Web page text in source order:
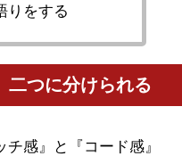
をする
二つに分けられる
感』と『コード感』